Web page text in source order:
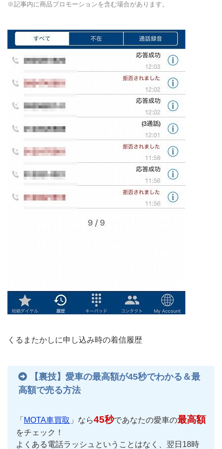
※記事内に商品プロモーションを含む場合があります。
くるまたかしに申し込み時の着信履歴
【裏技】愛車の最高額が45秒でわかる＆最
高額で売る方法
「 MOTA車買取 」なら45秒であなたの愛車の最高額
をチェック！
よくある電話ラッシュということはなく、翌日18時